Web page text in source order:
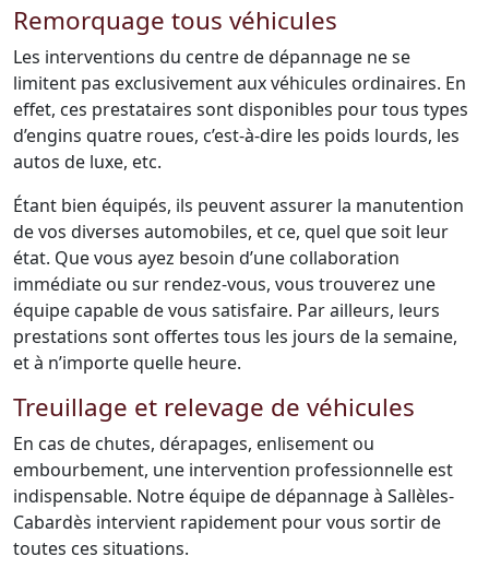
Remorquage tous véhicules
Les interventions du centre de dépannage ne se
limitent pas exclusivement aux véhicules ordinaires. En
effet, ces prestataires sont disponibles pour tous types
d’engins quatre roues, c’est-à-dire les poids lourds, les
autos de luxe, etc.
Étant bien équipés, ils peuvent assurer la manutention
de vos diverses automobiles, et ce, quel que soit leur
état. Que vous ayez besoin d’une collaboration
immédiate ou sur rendez-vous, vous trouverez une
équipe capable de vous satisfaire. Par ailleurs, leurs
prestations sont offertes tous les jours de la semaine,
et à n’importe quelle heure.
Treuillage et relevage de véhicules
En cas de chutes, dérapages, enlisement ou
embourbement, une intervention professionnelle est
indispensable. Notre équipe de dépannage à Sallèles-
Cabardès intervient rapidement pour vous sortir de
toutes ces situations.